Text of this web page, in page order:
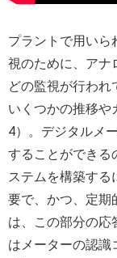
プラントで用いら
視のために、アナ
どの監視が行われ
いくつかの推移や
4）。デジタルメ
することができる
ステムを構築す
要で、かつ、定期
は、この部分の応
はメーターの認識